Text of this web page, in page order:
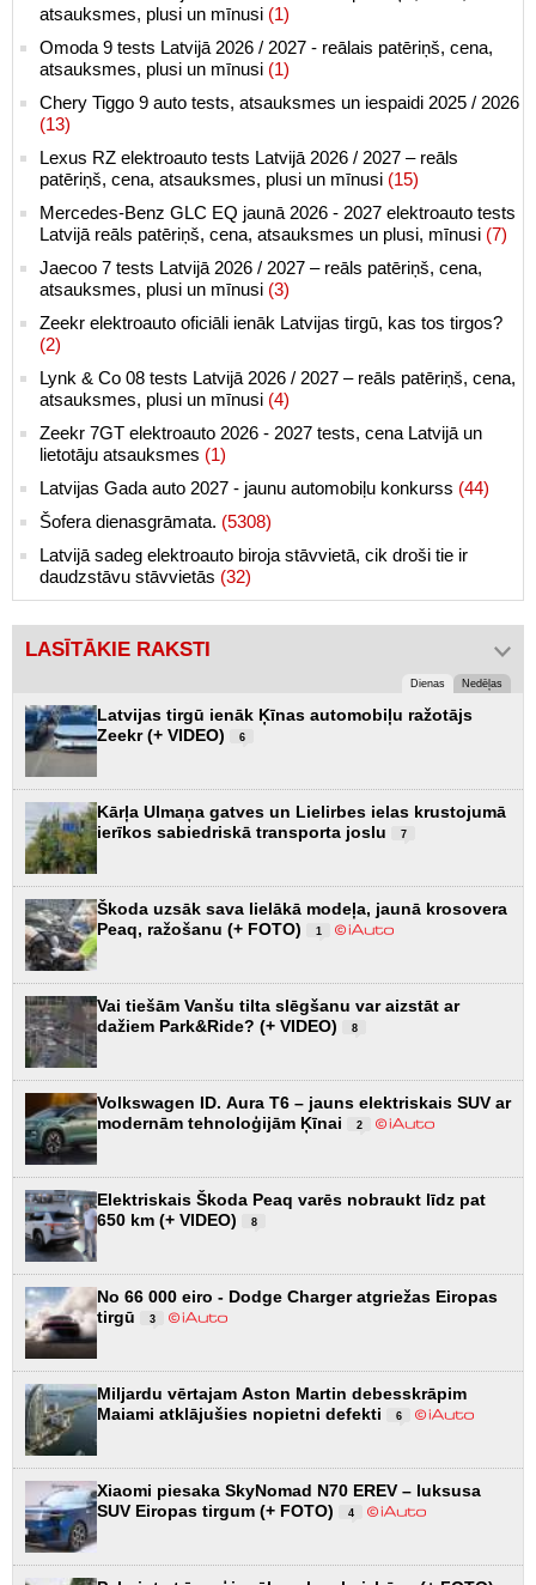
atsauksmes, plusi un mīnusi (1)
Omoda 9 tests Latvijā 2026 / 2027 - reālais patēriņš, cena,
atsauksmes, plusi un mīnusi (1)
Chery Tiggo 9 auto tests, atsauksmes un iespaidi 2025 / 2026
(13)
Lexus RZ elektroauto tests Latvijā 2026 / 2027 – reāls
patēriņš, cena, atsauksmes, plusi un mīnusi (15)
Mercedes-Benz GLC EQ jaunā 2026 - 2027 elektroauto tests
Latvijā reāls patēriņš, cena, atsauksmes un plusi, mīnusi (7)
Jaecoo 7 tests Latvijā 2026 / 2027 – reāls patēriņš, cena,
atsauksmes, plusi un mīnusi (3)
Zeekr elektroauto oficiāli ienāk Latvijas tirgū, kas tos tirgos?
(2)
Lynk & Co 08 tests Latvijā 2026 / 2027 – reāls patēriņš, cena,
atsauksmes, plusi un mīnusi (4)
Zeekr 7GT elektroauto 2026 - 2027 tests, cena Latvijā un
lietotāju atsauksmes (1)
Latvijas Gada auto 2027 - jaunu automobiļu konkurss (44)
Šofera dienasgrāmata. (5308)
Latvijā sadeg elektroauto biroja stāvvietā, cik droši tie ir
daudzstāvu stāvvietās (32)
LASĪTĀKIE RAKSTI
Dienas Nedēļas
Latvijas tirgū ienāk Ķīnas automobiļu ražotājs
Zeekr (+ VIDEO)
6
Kārļa Ulmaņa gatves un Lielirbes ielas krustojumā
ierīkos sabiedriskā transporta joslu
7
Škoda uzsāk sava lielākā modeļa, jaunā krosovera
Peaq, ražošanu (+ FOTO)
1
Vai tiešām Vanšu tilta slēgšanu var aizstāt ar
dažiem Park&Ride? (+ VIDEO)
8
Volkswagen ID. Aura T6 – jauns elektriskais SUV ar
modernām tehnoloģijām Ķīnai
2
Elektriskais Škoda Peaq varēs nobraukt līdz pat
650 km (+ VIDEO)
8
No 66 000 eiro - Dodge Charger atgriežas Eiropas
tirgū
3
Miljardu vērtajam Aston Martin debesskrāpim
Maiami atklājušies nopietni defekti
6
Xiaomi piesaka SkyNomad N70 EREV – luksusa
SUV Eiropas tirgum (+ FOTO)
4